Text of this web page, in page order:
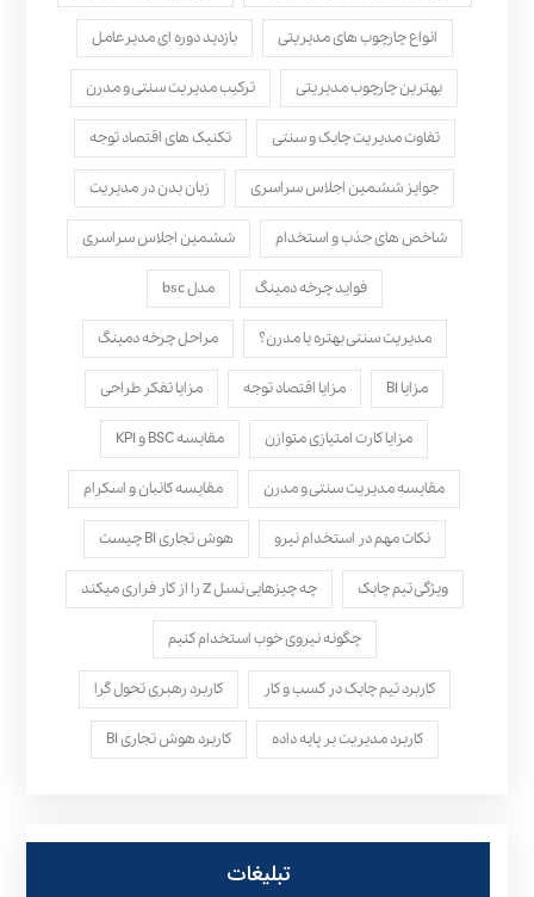
انواع چارچوب های مدیریتی بازدید دوره ای مدیرعامل
بهترین چارچوب مدیریتی ترکیب مدیریت سنتی و مدرن
تفاوت مدیریت چابک و سنتی تکنیک های اقتصاد توجه
جوایز ششمین اجلاس سراسری زبان بدن در مدیریت
شاخص های جذب و استخدام ششمین اجلاس سراسری
فواید چرخه دمینگ مدل bsc
مدیریت سنتی بهتره یا مدرن؟ مراحل چرخه دمینگ
مزایا BI مزایا اقتصاد توجه مزایا تفکر طراحی
مزایا کارت امتیازی متوازن مقایسه BSC و KPI
مقایسه مدیریت سنتی و مدرن مقایسه کانبان و اسکرام
نکات مهم در استخدام نیرو هوش تجاری BI چیست
ویژگی تیم چابک چه چیزهایی نسل Z را از کار فراری میکند
چگونه نیروی خوب استخدام کنیم
کاربرد تیم چابک در کسب و کار کاربرد رهبری تحول‌ گرا
کاربرد مدیریت بر پایه داده کاربرد هوش تجاری BI
تبلیغات